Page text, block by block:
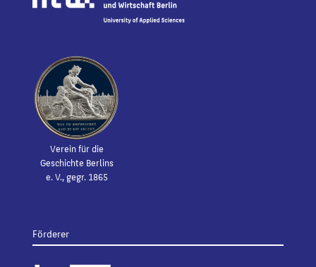
Verein für die
Geschichte Berlins
e. V., gegr. 1865
Förderer